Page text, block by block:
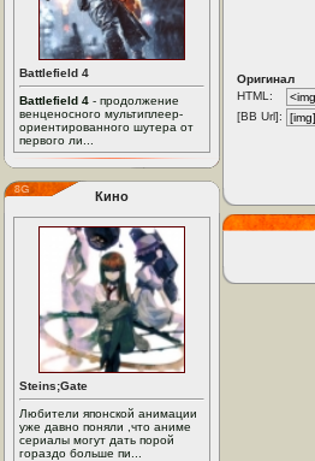
Battlefield 4
Battlefield 4 - продолжение
венценосного мультиплеер-
ориентированного шутера от
первого ли...
Кино
Steins;Gate
Любители японской анимации
уже давно поняли ,что аниме
сериалы могут дать порой
гораздо больше пи...
Оригинал
HTML:
[BB Url]: